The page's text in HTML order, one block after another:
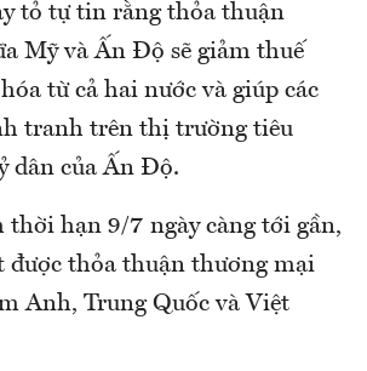
tỏ tự tin rằng thỏa thuận
Mỹ và Ấn Độ sẽ giảm thuế
từ cả hai nước và giúp các
tranh trên thị trường tiêu
dân của Ấn Độ.
thời hạn 9/7 ngày càng tới gần,
được thỏa thuận thương mại
Anh, Trung Quốc và Việt